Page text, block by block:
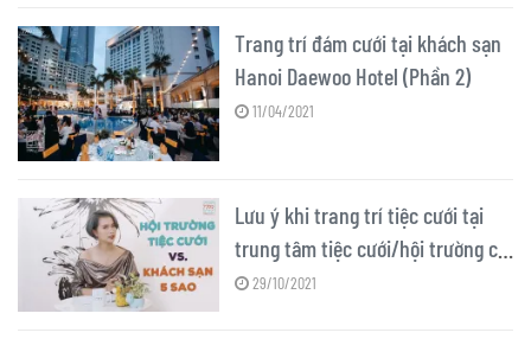
Trang trí đám cưới tại khách sạn
Hanoi Daewoo Hotel (Phần 2)
11/04/2021
Lưu ý khi trang trí tiệc cưới tại
trung tâm tiệc cưới/hội trường có
sẵn29/10/2021